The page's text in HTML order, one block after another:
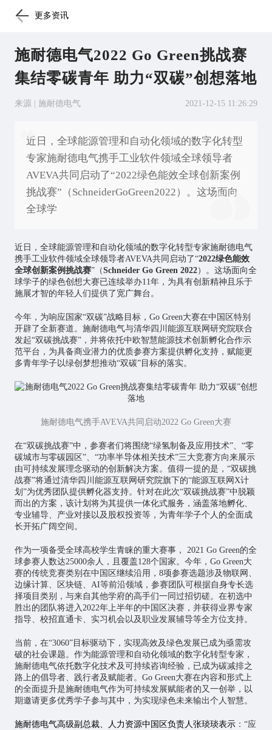
更多资讯
施耐德电气2022 Go Green挑战赛
集结零碳青年 助力“双碳”创想落地
来源 | 施耐德电气 2021-12-15 11:26:29
近日，全球能源管理和自动化领域的数字化转型
专家施耐德电气携手工业软件领域全球领导者
AVEVA共同启动了“2022绿色能效全球创新案例
挑战赛”（SchneiderGoGreen2022）。这场面向
全球学
近日，全球能源管理和自动化领域的数字化转型专家施耐德电气
携手工业软件领域全球领导者AVEVA共同启动了“2022绿色能效
全球创新案例挑战赛”（Schneider Go Green 2022）。这场面向全
球学子的绿色创想大赛已连续举办11年，为具有创新精神且乐于
施展才智的年轻人们提供了宽广舞台。
今年，为响应国家“双碳”战略目标，Go Green大赛在中国区特别
开辟了全新赛道。施耐德电气与清华四川能源互联网研究院联合
发起“双碳挑战赛”，并将依托中欧智慧能源技术创新孵化合作示
范平台，为具备商业潜力的优质参赛方案提供孵化支持，赋能更
多青年学子以绿创梦想推动“双碳”目标的落实。
施耐德电气携手AVEVA共同启动2022 Go Green大赛
在“双碳挑战赛”中，参赛者们将围绕“绿氢制备及应用技术”、“零
碳城市与零碳园区”、“功率半导体相关技术”三大竞赛方向来展示
由可持续发展理念驱动的创新解决方案。值得一提的是，“双碳挑
战赛”将通过清华四川能源互联网研究院旗下的“能源互联网X计
划”为优秀团队提供孵化器支持。针对在此次“双碳挑战赛”中脱颖
而出的方案，该计划将为其提供一体化式服务，涵盖落地孵化、
专业辅导、产业对接以及股权投资等，为青年学子个人的全面成
长开拓广阔空间。
作为一项备受全球高校学生青睐的重大赛事， 2021 Go Green的全
球参赛人数达25000余人，且覆盖128个国家。今年，Go Green大
赛的传统竞赛类别在中国区继续沿用，8项参赛选题涉及物联网 、
边缘计算、区块链、AI等前沿领域，参赛团队可根据自身专长选
择项目类别，与来自其他学府的高手们一同过招切磋。在初选中
胜出的团队将进入2022年上半年的中国区决赛，并获得业界专家
指导、校招直通卡、实习机会以及职业发展辅导等全方位支持。
当前，在“3060”目标驱动下，实现高效及绿色发展已成为亟需攻
破的社会课题。作为能源管理和自动化领域的数字化转型专家，
施耐德电气依托数字化技术及可持续咨询经验，已成为碳减排之
路上的倡导者、践行者及赋能者。Go Green大赛在内容和形式上
的全面提升是施耐德电气作为可持续发展赋能者的又一创举，以
期邀请更多优秀学子参与其中，为实现绿色未来输出个人智慧。
施耐德电气高级副总裁、人力资源中国区负责人张琰琰表示：“应